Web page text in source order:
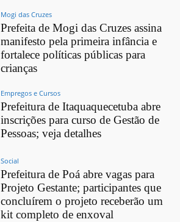
Mogi das Cruzes
Prefeita de Mogi das Cruzes assina
manifesto pela primeira infância e
fortalece políticas públicas para
crianças
Empregos e Cursos
Prefeitura de Itaquaquecetuba abre
inscrições para curso de Gestão de
Pessoas; veja detalhes
Social
Prefeitura de Poá abre vagas para
Projeto Gestante; participantes que
concluírem o projeto receberão um
kit completo de enxoval